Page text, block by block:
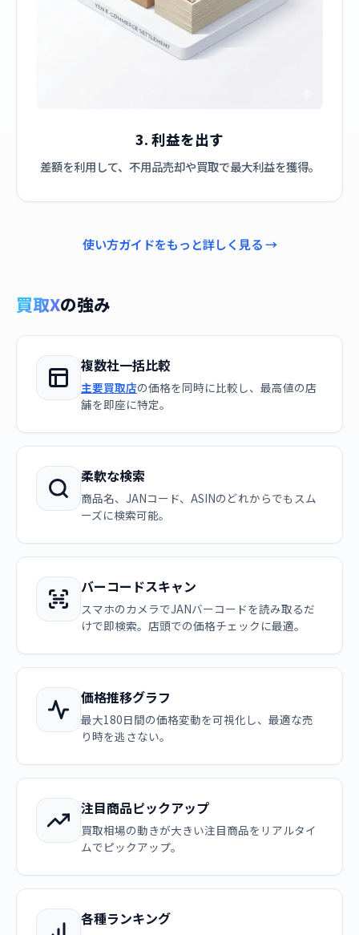
3. 利益を出す
差額を利用して、不用品売却や買取で最大利益を獲得。
使い方ガイドをもっと詳しく見る →
買取Xの強み
複数社一括比較
主要買取店の価格を同時に比較し、最高値の店
舗を即座に特定。
柔軟な検索
商品名、JANコード、ASINのどれからでもスム
ーズに検索可能。
バーコードスキャン
スマホのカメラでJANバーコードを読み取るだ
けで即検索。店頭での価格チェックに最適。
価格推移グラフ
最大180日間の価格変動を可視化し、最適な売
り時を逃さない。
注目商品ピックアップ
買取相場の動きが大きい注目商品をリアルタイ
ムでピックアップ。
各種ランキング